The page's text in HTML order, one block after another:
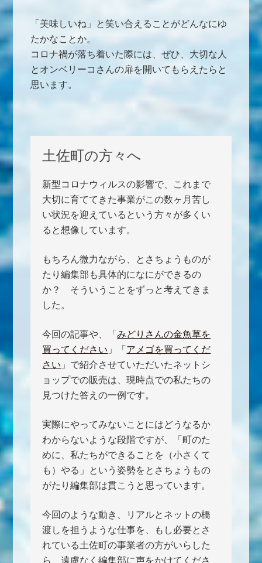
「美味しいね」と笑い合えることがどんなにゆ
たかなことか。
コロナ禍が落ち着いた際には、ぜひ、大切な人
とオンベリーコさんの扉を開いてもらえたらと
思います。
土佐町の方々へ
新型コロナウィルスの影響で、これまで
大切に育ててきた事業がこの数ヶ月苦し
い状況を迎えているという方々が多くい
ると想像しています。
もちろん微力ながら、とさちょうものが
たり編集部も具体的になにができるの
か？ そういうことをずっと考えてきま
した。
今回の記事や、「みどりさんの金魚草を
買ってください 」「 アメゴを買ってくだ
さい 」で紹介させていただいたネットシ
ョップでの販売は、現時点での私たちの
見つけた答えの一例です。
実際にやってみないことにはどうなるか
わからないような段階ですが、「町のた
めに、私たちができることを（小さくて
も）やる」という姿勢をとさちょうもの
がたり編集部は貫こうと思っています。
今回のような動き、リアルとネットの橋
渡しを担うような仕事を、もし必要とさ
れている土佐町の事業者の方がいらした
ら、遠慮なく編集部に声をかけてくださ